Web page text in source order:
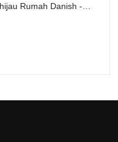
Rumah Danish -…